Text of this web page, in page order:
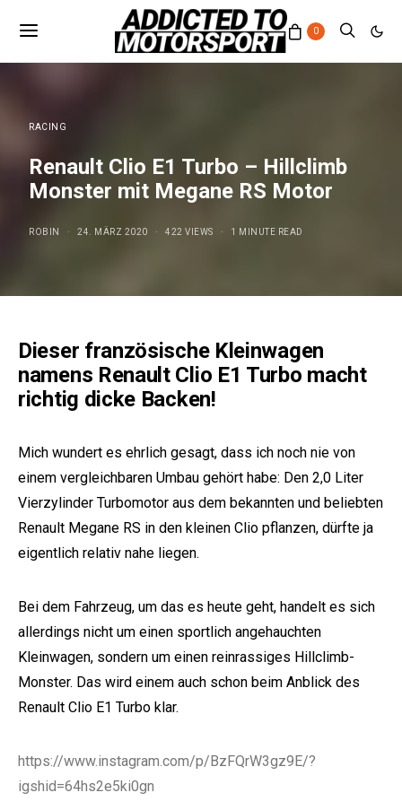
0
RACING
Renault Clio E1 Turbo – Hillclimb
Monster mit Megane RS Motor
ROBIN 24. MÄRZ 2020 422 VIEWS 1 MINUTE READ
Dieser französische Kleinwagen
namens Renault Clio E1 Turbo macht
richtig dicke Backen!
Mich wundert es ehrlich gesagt, dass ich noch nie von
einem vergleichbaren Umbau gehört habe: Den 2,0 Liter
Vierzylinder Turbomotor aus dem bekannten und beliebten
Renault Megane RS in den kleinen Clio pflanzen, dürfte ja
eigentlich relativ nahe liegen.
Bei dem Fahrzeug, um das es heute geht, handelt es sich
allerdings nicht um einen sportlich angehauchten
Kleinwagen, sondern um einen reinrassiges Hillclimb-
Monster. Das wird einem auch schon beim Anblick des
Renault Clio E1 Turbo klar.
https://www.instagram.com/p/BzFQrW3gz9E/?
igshid=64hs2e5ki0gn